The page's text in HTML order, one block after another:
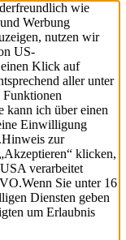
wie
Werbung
nutzen wir
US-
Klick auf
aller unter
Funktionen
kann ich über einen
Einwilligung
Hinweis zur
klicken,
verarbeitet
Wenn Sie unter 16
Diensten geben
um Erlaubnis